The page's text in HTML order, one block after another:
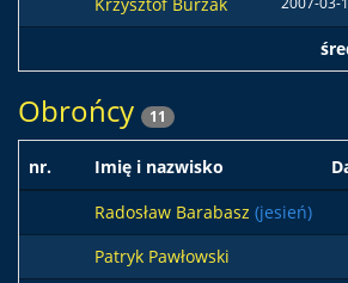
Obrońcy 11
nr. Imię i nazwisko
Radosław Barabasz (jesień)
Patryk Pawłowski